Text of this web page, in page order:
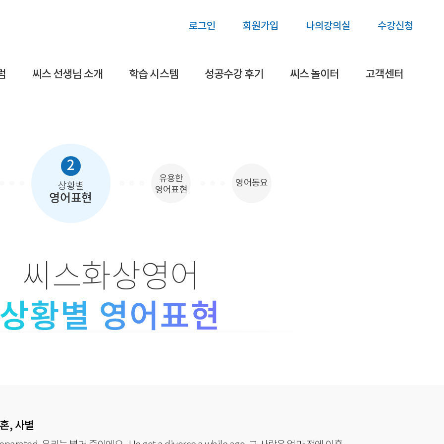
로그인 회원가입 나의강의실 수강신청
씨스 선생님 소개 학습 시스템 성공수강 후기 씨스 놀이터 고객센터
2
상황별
영어표현
유용한
영어표현
영어동요
씨스화상영어
, 사별